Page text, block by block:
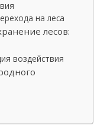
на леса
лесов:
воздействия